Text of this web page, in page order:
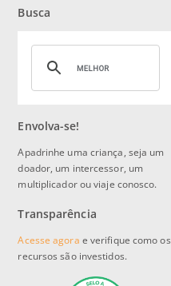
Busca
Envolva-se!
Apadrinhe uma criança, seja um
doador, um intercessor, um
multiplicador ou viaje conosco.
Transparência
Acesse agora e verifique como os
recursos são investidos.